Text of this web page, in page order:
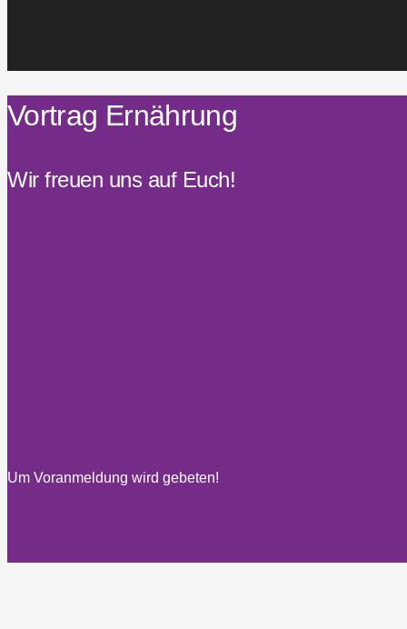
Vortrag Ernährung
Wir freuen uns auf Euch!
Um Voranmeldung wird gebeten!